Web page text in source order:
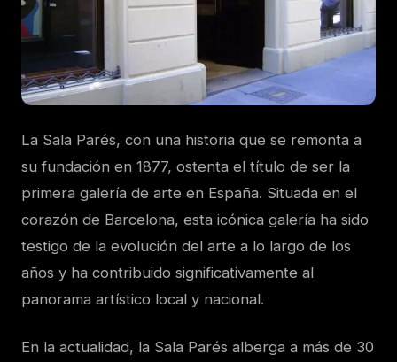
La Sala Parés, con una historia que se remonta a
su fundación en 1877, ostenta el título de ser la
primera galería de arte en España. Situada en el
corazón de Barcelona, esta icónica galería ha sido
testigo de la evolución del arte a lo largo de los
años y ha contribuido significativamente al
panorama artístico local y nacional.
En la actualidad, la Sala Parés alberga a más de 30